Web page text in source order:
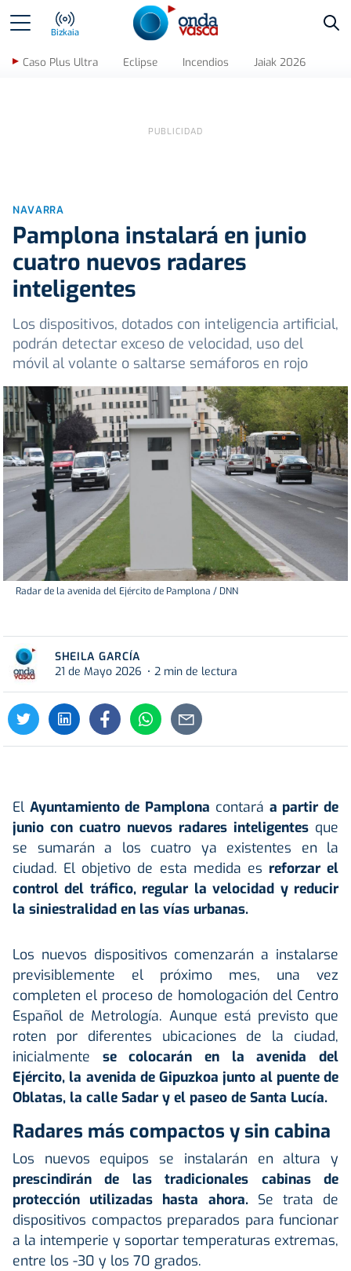
Bizkaia
Caso Plus Ultra Eclipse Incendios Jaiak 2026
NAVARRA
Pamplona instalará en junio
cuatro nuevos radares
inteligentes
Los dispositivos, dotados con inteligencia artificial,
podrán detectar exceso de velocidad, uso del
móvil al volante o saltarse semáforos en rojo
Radar de la avenida del Ejército de Pamplona / DNN
SHEILA GARCÍA
21 de Mayo 2026
2 min de lectura
El Ayuntamiento de Pamplona contará a partir de
junio con cuatro nuevos radares inteligentes que
se sumarán a los cuatro ya existentes en la
ciudad. El objetivo de esta medida es reforzar el
control del tráfico, regular la velocidad y reducir
la siniestralidad en las vías urbanas.
Los nuevos dispositivos comenzarán a instalarse
previsiblemente el próximo mes, una vez
completen el proceso de homologación del Centro
Español de Metrología. Aunque está previsto que
roten por diferentes ubicaciones de la ciudad,
inicialmente se colocarán en la avenida del
Ejército, la avenida de Gipuzkoa junto al puente de
Oblatas, la calle Sadar y el paseo de Santa Lucía.
Radares más compactos y sin cabina
Los nuevos equipos se instalarán en altura y
prescindirán de las tradicionales cabinas de
protección utilizadas hasta ahora.Se trata de
dispositivos compactos preparados para funcionar
a la intemperie y soportar temperaturas extremas,
entre los -30 y los 70 grados.